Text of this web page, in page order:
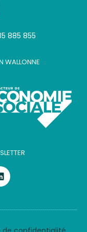
885 855
WALLONNE